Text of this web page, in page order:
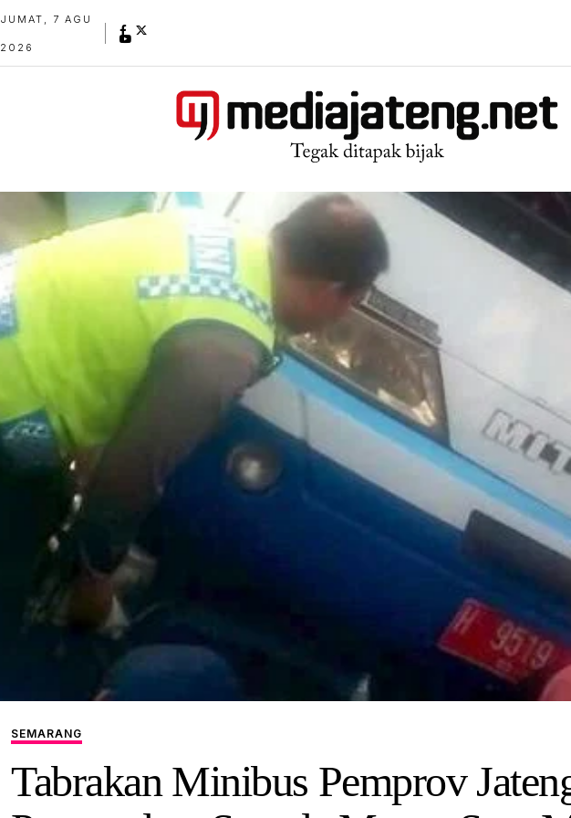
JUMAT, 7 AGU
2026
SEMARANG
Tabrakan Minibus Pemprov